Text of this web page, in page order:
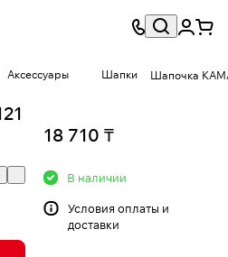
Аксессуары Шапки Шапочка
18 710 ₸
В наличии
Условия оплаты и
доставки